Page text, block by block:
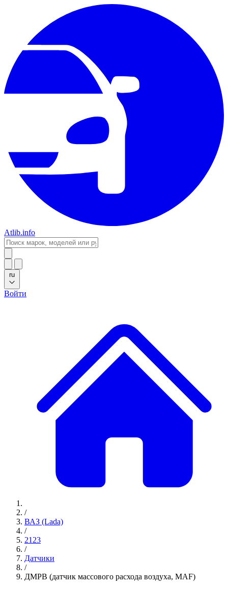
Atlib.info
ru
Войти
/
ВАЗ (Lada)
/
2123
/
Датчики
/
ДМРВ (датчик массового расхода воздуха, MAF)